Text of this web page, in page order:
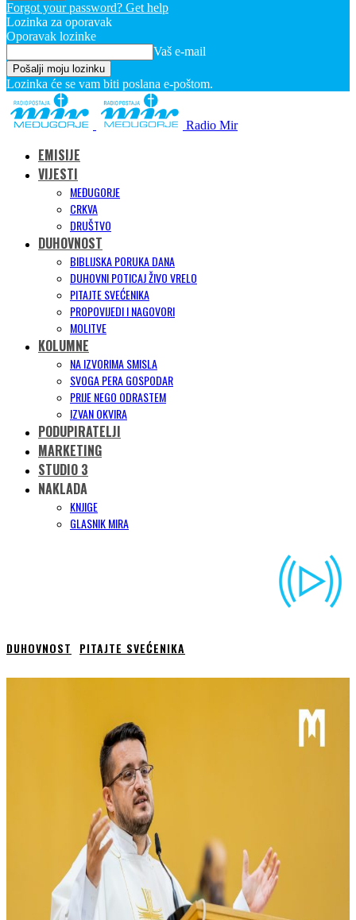
Forgot your password? Get help
Lozinka za oporavak
Oporavak lozinke
Vaš e-mail
Lozinka će se vam biti poslana e-poštom.
Radio Mir
EMISIJE
VIJESTI
MEĐUGORJE
CRKVA
DRUŠTVO
DUHOVNOST
BIBLIJSKA PORUKA DANA
DUHOVNI POTICAJ ŽIVO VRELO
PITAJTE SVEĆENIKA
PROPOVIJEDI I NAGOVORI
MOLITVE
KOLUMNE
NA IZVORIMA SMISLA
SVOGA PERA GOSPODAR
PRIJE NEGO ODRASTEM
IZVAN OKVIRA
PODUPIRATELJI
MARKETING
STUDIO 3
NAKLADA
KNJIGE
GLASNIK MIRA
DUHOVNOST PITAJTE SVEĆENIKA